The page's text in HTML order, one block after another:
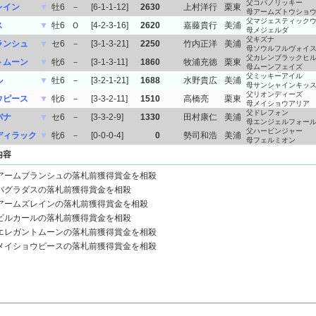
イン ▼ 牡6 － [6-1-1-12] 2630 上村洋行 栗東
父コパノリッキー
母アームズトウショウ
▼ 牡6 Ｏ [4-2-3-16] 2620 嘉藤貴行 美浦
父マジェスティック
母メジェルダ
ンシュ ▼ セ6 － [3-1-3-21] 2250 竹内正洋 美浦
父キズナ
母ソウルフルヴォイス
ムーン ▼ 牝6 － [3-1-3-11] 1860 牧浦充徳 栗東
父カレンブラックヒル
母ムーンフェイズ
▼ 牡6 － [3-2-1-21] 1688 水野貴広 美浦
父ミッキーアイル
母サンシャインキッス
ピース ▼ 牝6 － [3-3-2-11] 1510 高橋亮 栗東
父リオンディーズ
母メイショウアリア
ナ ▼ セ6 － [3-3-2-9] 1330 田村康仁 美浦
父ドレフォン
母エンジェルフォール
ィラック ▼ 牝6 － [0-0-0-4] 0 勢司和浩 美浦
父ハービンジャー
母フェルミオン
容
ームブランシュの落札前獲得賞金を相殺
グラダスの落札前獲得賞金を相殺
ームズレインの落札前獲得賞金を相殺
ルカールの落札前獲得賞金を相殺
レガントムーンの落札前獲得賞金を相殺
イショウピースの落札前獲得賞金を相殺